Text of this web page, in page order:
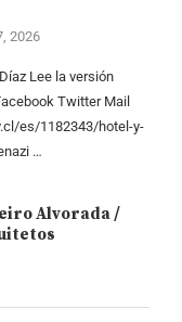
2026
Lee la versión
Twitter Mail
es/1182343/hotel-y-
…
Alvorada /